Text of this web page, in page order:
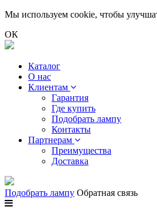
Мы используем cookie, чтобы
ОК
Каталог
О нас
Клиентам
Гарантия
Где купить
Подобрать лампу
Контакты
Партнерам
Преимущества
Доставка
Подобрать лампу Обратная связь